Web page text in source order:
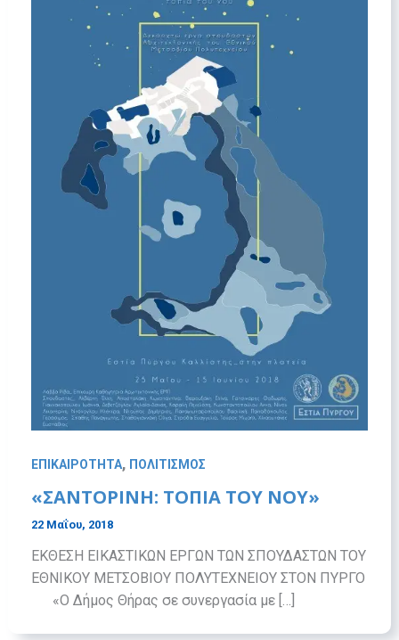
ΕΠΙΚΑΙΡΟΤΗΤΑ, ΠΟΛΙΤΙΣΜΟΣ
«ΣΑΝΤΟΡΙΝΗ: ΤΟΠΙΑ ΤΟΥ ΝΟΥ»
22 Μαΐου, 2018
ΕΚΘΕΣΗ ΕΙΚΑΣΤΙΚΩΝ ΕΡΓΩΝ ΤΩΝ ΣΠΟΥΔΑΣΤΩΝ ΤΟΥ
ΕΘΝΙΚΟΥ ΜΕΤΣΟΒΙΟΥ ΠΟΛΥΤΕΧΝΕΙΟΥ ΣΤΟΝ ΠΥΡΓΟ
«Ο Δήμος Θήρας σε συνεργασία με […]